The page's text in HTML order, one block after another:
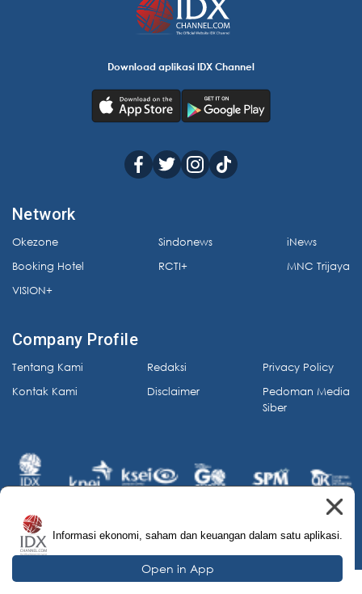
Download aplikasi IDX Channel
Network
Okezone
Booking Hotel
VISION+
Sindonews
RCTI+
iNews
MNC Trijaya
Company Profile
Tentang Kami
Kontak Kami
Redaksi
Disclaimer
Privacy Policy
Pedoman Media
Siber
© 2026 IDX Channel. All Rights Reserved.
Informasi ekonomi, saham dan keuangan dalam satu aplikasi.
Open in App